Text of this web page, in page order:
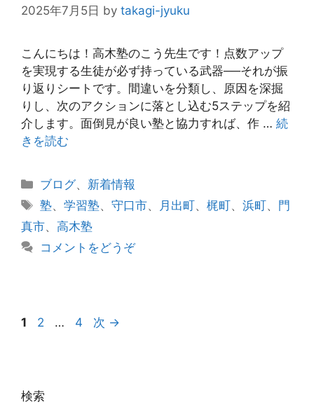
2025年7月5日 by takagi-jyuku
こんにちは！高木塾のこう先生です！点数アップ
を実現する生徒が必ず持っている武器──それが振
り返りシートです。間違いを分類し、原因を深掘
りし、次のアクションに落とし込む5ステップを紹
介します。面倒見が良い塾と協力すれば、作 … 続
きを読む
カ
テ
リ
ー
ブログ、 新着情報
タ
グ
塾、学習塾、守口市、 月出町、梶町、浜町、 門
真市、 高木塾
コメントをどうぞ
投
ゲ
ペ
1
ペ
2 …
ペ
4 次 →
検索